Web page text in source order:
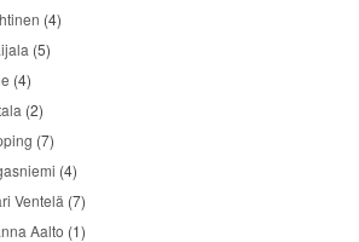
(4)
(5)
(4)
(2)
(7)
(4)
Ventelä (7)
Aalto (1)